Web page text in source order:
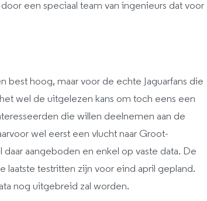
een speciaal team van ingenieurs dat voor
best hoog, maar voor de echte Jaguarfans die
wel de uitgelezen kans om toch eens een
die willen deelnemen aan de
wel eerst een vlucht naar Groot-
aangeboden en enkel op vaste data. De
laatste testritten zijn voor eind april gepland.
nog uitgebreid zal worden.